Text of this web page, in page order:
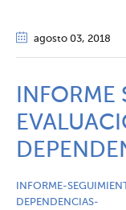
agosto 03, 2018
INFORME-
DEPENDENCIAS-